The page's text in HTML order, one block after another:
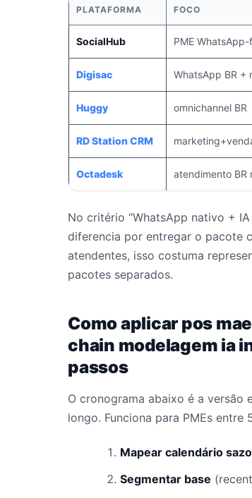
PLATAFORMA FOCO
SocialHub PME
Digisac WhatsApp BR +
Huggy omnichannel BR
RD Station CRM
Octadesk atendimento BR
No critério “WhatsApp nativo +
diferencia por entregar o pacote
atendentes, isso costuma
pacotes separados.
Como aplicar pos
chain modelagem ia
passos
O cronograma abaixo é a versão
longo. Funciona para PMEs entre
Mapear calendário
Segmentar base